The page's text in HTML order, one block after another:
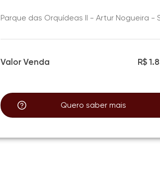
Parque das Orquídeas II - Artur Nogueira -
Valor Venda R$
Quero saber mais